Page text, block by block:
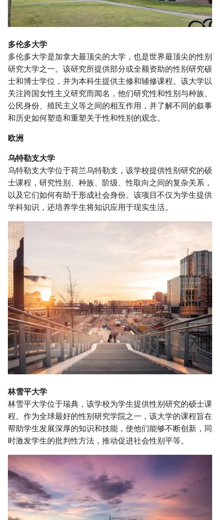
多伦多大学
多伦多大学是加拿大最顶尖的大学，也是世界最顶尖的性别
研究大学之一。该研究所提供部分或全额资助的性别研究硕
士和博士学位，并为本科生提供主修和辅修课程。该大学以
关注跨国女性主义研究而闻名，他们研究性和性别与种族、
公民身份、殖民主义等之间的相互作用，并了解不同的叙事
和历史如何塑造和重塑关于性和性别的观念。
欧洲
乌特勒支大学
乌特勒支大学位于荷兰乌特勒支，该学校提供性别研究的硕
士课程，研究性别、种族、阶级、性取向之间的复杂关系，
以及它们如何有助于形成社会身份。该项目不仅为学生提供
学科知识，还培养学生将知识应用于现实生活。
林雪平大学
林雪平大学位于瑞典，该学校为学生提供性别研究的硕士课
程。作为全球最好的性别研究学院之一，该大学的课程旨在
帮助学生发展深厚的知识和技能，使他们能够不断创新，同
时激发学生的批判性方法，推动促进社会性别平等。